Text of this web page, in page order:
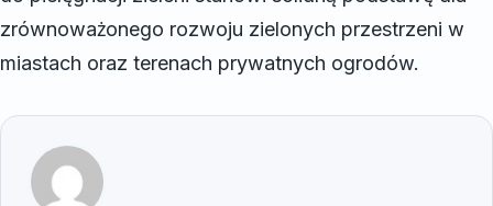
zrównoważonego rozwoju zielonych przestrzeni w
miastach oraz terenach prywatnych ogrodów.